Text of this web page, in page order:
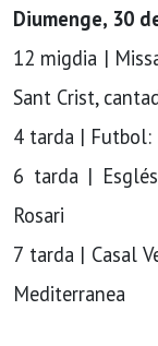
Diumenge, 30
12 migdia |
Sant Crist,
4 tarda | Futbol:
6 tarda |
Rosari
7 tarda | Casal
Mediterranea